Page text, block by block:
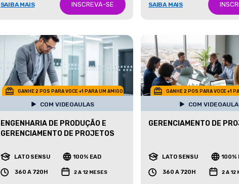
SAIBA MAIS INSCREVA-SE SAIBA MAIS
GANHE 2 POS PARA VOCE +1 PARA UM AMIGO
COM VIDEOAULAS
ENGENHARIA DE PRODUÇÃO E
GERENCIAMENTO DE PROJETOS
LATO SENSU 100% EAD
360 A 720H 2 A 12 MESES
GANHE 2 POS PARA VOCE +1
COM
GERENCIAMENTO DE
LATO SENSU 100%
360 A 720H 2 A 12